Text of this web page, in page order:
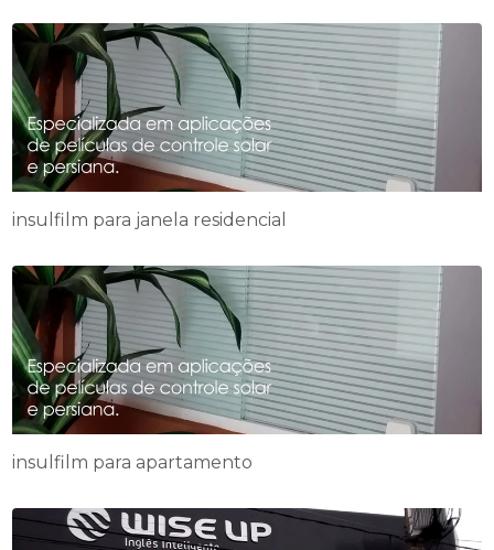
insulfilm para janela residencial
insulfilm para apartamento